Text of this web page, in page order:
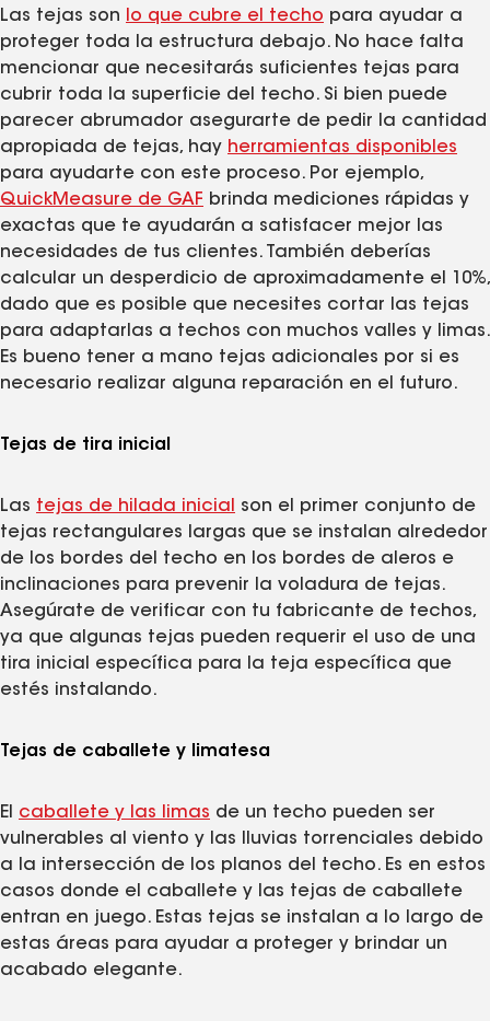
Las tejas son lo que cubre el techo para ayudar a
proteger toda la estructura debajo. No hace falta
mencionar que necesitarás suficientes tejas para
cubrir toda la superficie del techo. Si bien puede
parecer abrumador asegurarte de pedir la cantidad
apropiada de tejas, hay herramientas disponibles
para ayudarte con este proceso. Por ejemplo,
QuickMeasure de GAF brinda mediciones rápidas y
exactas que te ayudarán a satisfacer mejor las
necesidades de tus clientes. También deberías
calcular un desperdicio de aproximadamente el 10%,
dado que es posible que necesites cortar las tejas
para adaptarlas a techos con muchos valles y limas.
Es bueno tener a mano tejas adicionales por si es
necesario realizar alguna reparación en el futuro.
Tejas de tira inicial
Las tejas de hilada inicial
son el primer conjunto de
tejas rectangulares largas que se instalan alrededor
de los bordes del techo en los bordes de aleros e
inclinaciones para prevenir la voladura de tejas.
Asegúrate de verificar con tu fabricante de techos,
ya que algunas tejas pueden requerir el uso de una
tira inicial específica para la teja específica que
estés instalando.
Tejas de caballete y limatesa
El caballete y las limas de un techo pueden ser
vulnerables al viento y las lluvias torrenciales debido
a la intersección de los planos del techo. Es en estos
casos donde el caballete y las tejas de caballete
entran en juego. Estas tejas se instalan a lo largo de
estas áreas para ayudar a proteger y brindar un
acabado elegante.